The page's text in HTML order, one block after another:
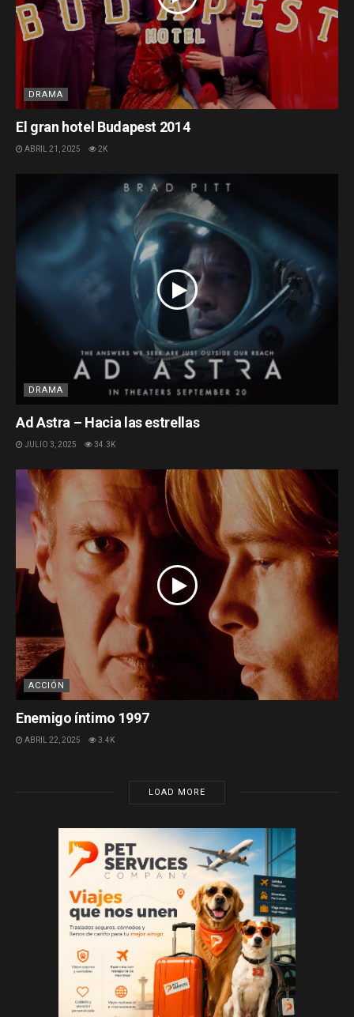
DRAMA
El gran hotel Budapest 2014
ABRIL 21, 2025 2K
DRAMA
Ad Astra – Hacia las estrellas
JULIO 3, 2025 34.3K
ACCIÓN
Enemigo íntimo 1997
ABRIL 22, 2025 3.4K
LOAD MORE